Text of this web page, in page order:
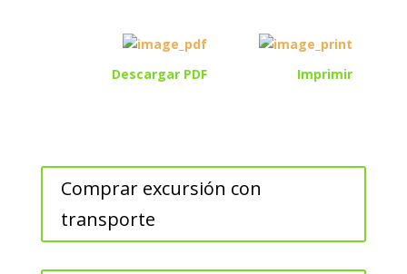
Descargar PDF Imprimir
Comprar excursión con
transporte